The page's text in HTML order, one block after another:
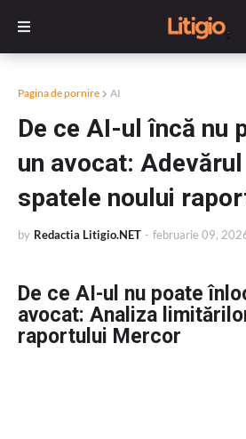
Pagina de pornire AI
De ce AI-ul încă nu
un avocat:
spatele noului
by Redactia Litigio.NET - februarie 09,
De ce AI-ul nu poate
avocat: Analiza
raportului Mercor